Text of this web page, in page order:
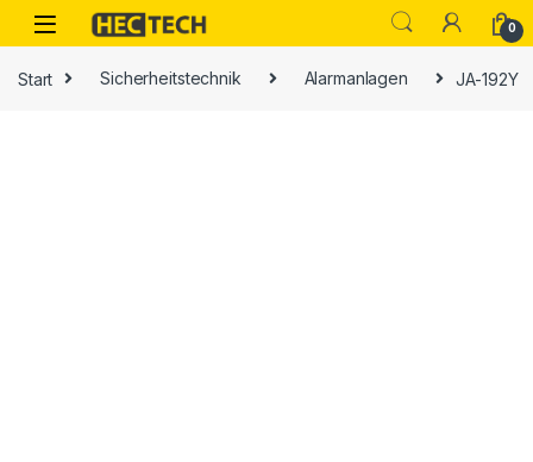
Open 0
Start Sicherheitstechnik Alarmanlagen JA-192Y